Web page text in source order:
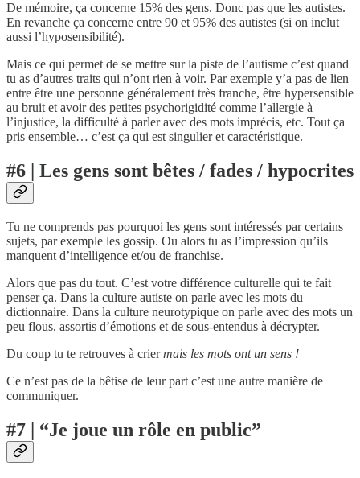
De mémoire, ça concerne 15% des gens. Donc pas que les autistes.
En revanche ça concerne entre 90 et 95% des autistes (si on inclut
aussi l’hyposensibilité).
Mais ce qui permet de se mettre sur la piste de l’autisme c’est quand
tu as d’autres traits qui n’ont rien à voir. Par exemple y’a pas de lien
entre être une personne généralement très franche, être hypersensible
au bruit et avoir des petites psychorigidité comme l’allergie à
l’injustice, la difficulté à parler avec des mots imprécis, etc. Tout ça
pris ensemble… c’est ça qui est singulier et caractéristique.
#6 | Les gens sont bêtes / fades / hypocrites
Tu ne comprends pas pourquoi les gens sont intéressés par certains
sujets, par exemple les gossip. Ou alors tu as l’impression qu’ils
manquent d’intelligence et/ou de franchise.
Alors que pas du tout. C’est votre différence culturelle qui te fait
penser ça. Dans la culture autiste on parle avec les mots du
dictionnaire. Dans la culture neurotypique on parle avec des mots un
peu flous, assortis d’émotions et de sous-entendus à décrypter.
Du coup tu te retrouves à criermais les mots ont un sens !
Ce n’est pas de la bêtise de leur part c’est une autre manière de
communiquer.
#7 | “Je joue un rôle en public”